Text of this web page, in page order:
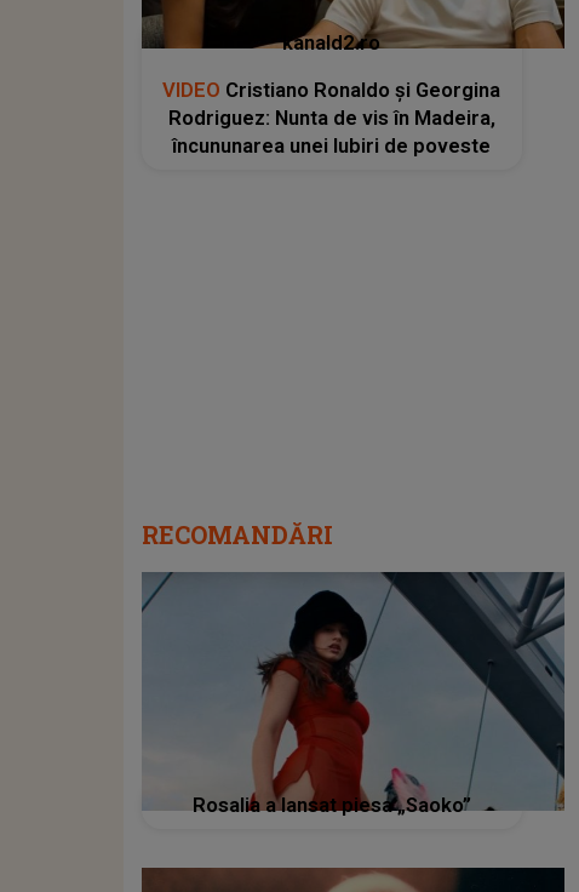
kanald2.ro
VIDEO Cristiano Ronaldo și Georgina
Rodriguez: Nunta de vis în Madeira,
încununarea unei Iubiri de poveste
RECOMANDĂRI
Rosalia a lansat piesa „Saoko”